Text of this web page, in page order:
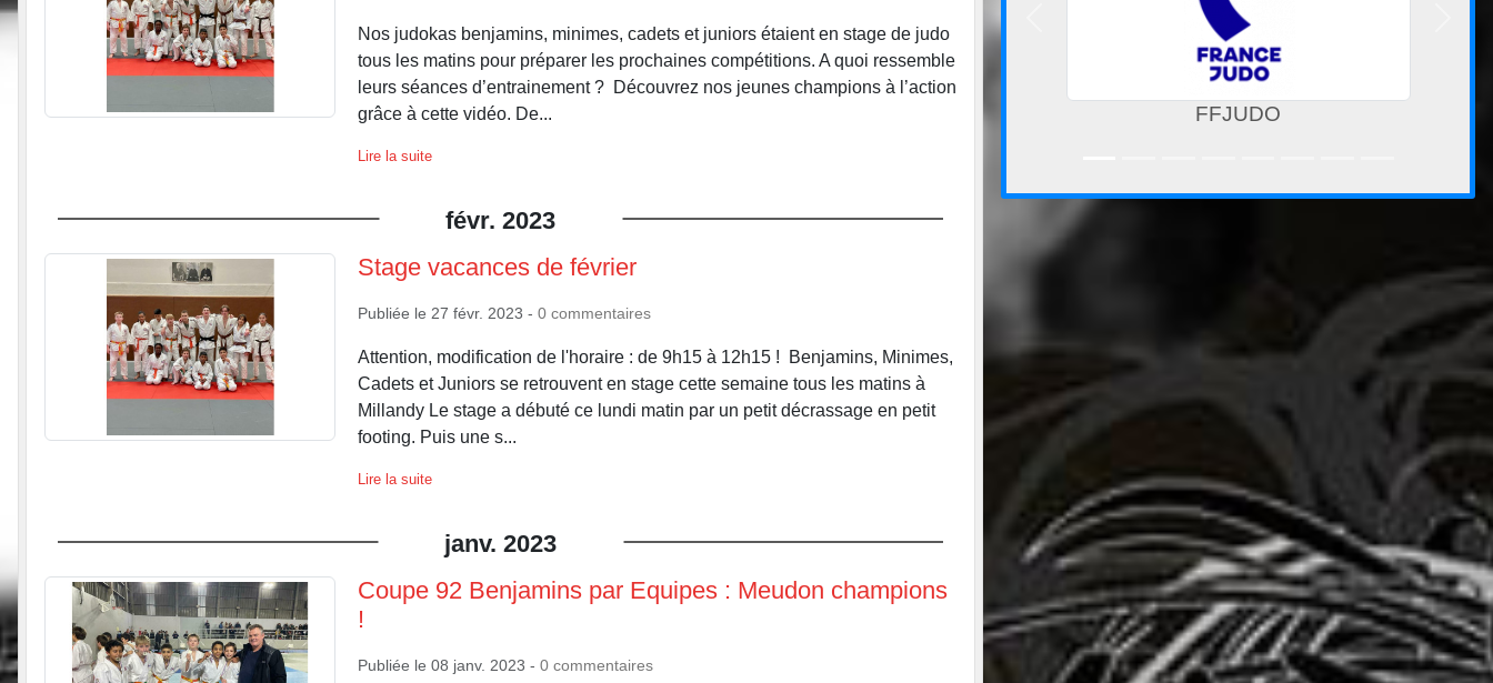
Nos judokas benjamins, minimes, cadets et juniors étaient en stage de judo
tous les matins pour préparer les prochaines compétitions. A quoi ressemble
leurs séances d’entrainement ? Découvrez nos jeunes champions à l’action
grâce à cette vidéo. De...
Lire la suite
févr. 2023
Stage vacances de février
Publiée le 27 févr. 2023 - 0 commentaires
Attention, modification de l'horaire : de 9h15 à 12h15 ! Benjamins, Minimes,
Cadets et Juniors se retrouvent en stage cette semaine tous les matins à
Millandy Le stage a débuté ce lundi matin par un petit décrassage en petit
footing. Puis une s...
Lire la suite
janv. 2023
Coupe 92 Benjamins par Equipes : Meudon champions
!
Publiée le 08 janv. 2023 - 0 commentaires
Kimonos de judo Fighting Films